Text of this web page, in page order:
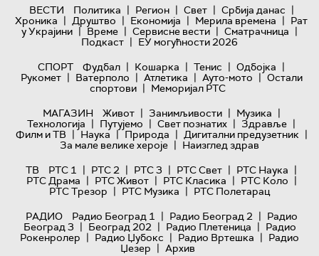
ВЕСТИ Политика | Регион | Свет | Србија данас |
Хроника | Друштво | Економија | Мерила времена | Рат
у Украјини | Време | Сервисне вести | Сматрачница |
Подкаст | ЕУ могућности 2026
СПОРТ
Фудбал | Кошарка | Тенис | Одбојка |
Рукомет | Ватерполо | Атлетика | Ауто-мото | Остали
спортови | Меморијал РТС
МАГАЗИН
Живот | Занимљивости | Музика |
Технологијa | Путујемо | Свет познатих | Здравље |
Филм и ТВ | Наука | Природа | Дигитални предузетник |
За мале велике хероје | Наизглед здрав
ТВ
РТС 1 | РТС 2 | РТС 3 | РТС Свет | РТС Наука |
РТС Драма | РТС Живот | РТС Класика | РТС Коло |
РТС Трезор | РТС Музика | РТС Полетарац
РАДИО
Радио Београд 1 | Радио Београд 2 | Радио
Београд 3 | Београд 202 | Радио Плетеница | Радио
Рокенролер | Радио Џубокс | Радио Вртешка | Радио
Џезер | Архив